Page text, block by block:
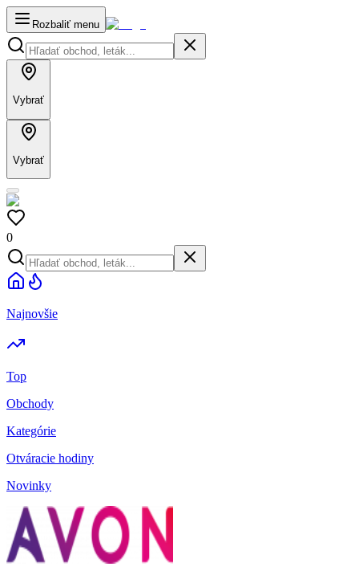
Rozbaliť menu
Vybrať
Vybrať
0
Najnovšie
Top
Obchody
Kategórie
Otváracie hodiny
Novinky